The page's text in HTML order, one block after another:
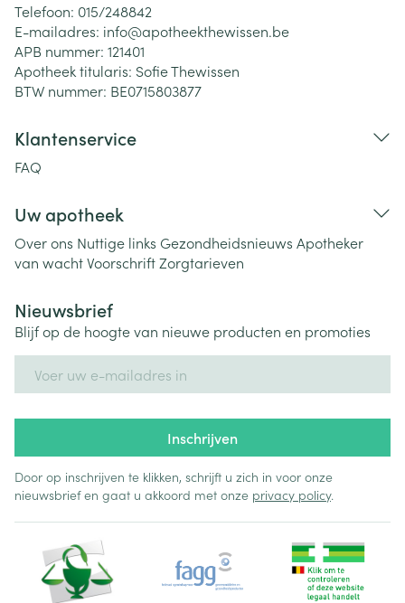
Telefoon: 015/248842
E-mailadres: info@apotheekthewissen.be
APB nummer: 121401
Apotheek titularis: Sofie Thewissen
BTW nummer: BE0715803877
Klantenservice
FAQ
Uw apotheek
Over ons Nuttige links Gezondheidsnieuws Apotheker
van wachtVoorschriftZorgtarieven
Nieuwsbrief
Blijf op de hoogte van nieuwe producten en promoties
Inschrijven
Door op inschrijven te klikken, schrijft u zich in voor onze
nieuwsbrief en gaat u akkoord met onze privacy policy.